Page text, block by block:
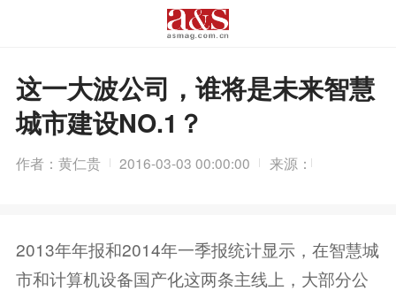
这一大波公司，谁将是未来智慧
城市建设NO.1？
作者：黄仁贵 2016-03-03 00:00:00 来源：
2013年年报和2014年一季报统计显示，在智慧城
市和计算机设备国产化这两条主线上，大部分公